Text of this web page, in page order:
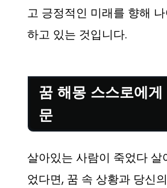
고 긍정적인 미래를 향해
하고 있는 것입니다.
꿈 해몽 스스로에게
문
살아있는 사람이 죽었다 살
었다면, 꿈 속 상황과 당신